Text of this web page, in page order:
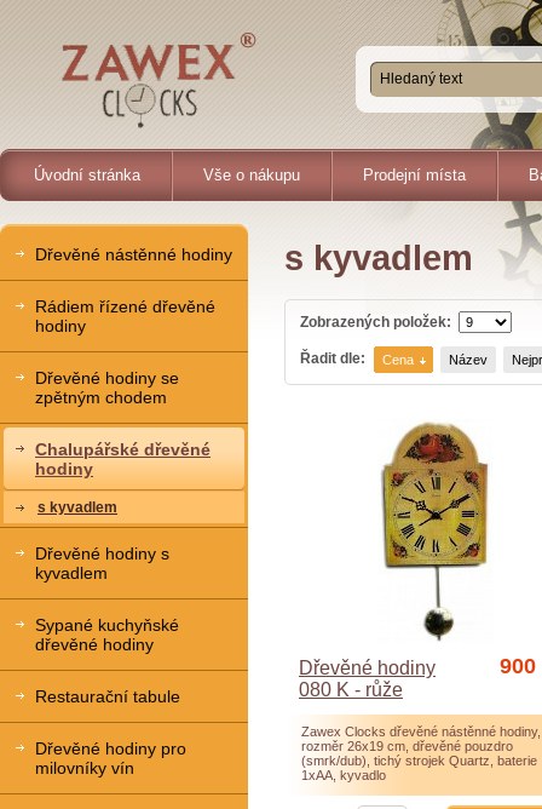
Úvodní stránka Vše o nákupu Prodejní místa
s kyvadlem
Zobrazených položek:
Řadit dle: Cena Název
Dřevěné hodiny
080 K - růže
900
Zawex Clocks dřevěné nástěnné hodiny,
rozměr 26x19 cm, dřevěné pouzdro
(smrk/dub), tichý strojek Quartz, baterie
1xAA, kyvadlo
Dřevěné nástěnné hodiny
Rádiem řízené dřevěné
hodiny
Dřevěné hodiny se
zpětným chodem
Chalupářské dřevěné
hodiny
s kyvadlem
Dřevěné hodiny s
kyvadlem
Sypané kuchyňské
dřevěné hodiny
Restaurační tabule
Dřevěné hodiny pro
milovníky vín